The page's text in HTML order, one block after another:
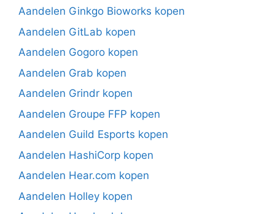
Aandelen Ginkgo Bioworks kopen
Aandelen GitLab kopen
Aandelen Gogoro kopen
Aandelen Grab kopen
Aandelen Grindr kopen
Aandelen Groupe FFP kopen
Aandelen Guild Esports kopen
Aandelen HashiCorp kopen
Aandelen Hear.com kopen
Aandelen Holley kopen